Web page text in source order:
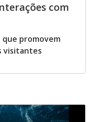
com
promovem
visitantes